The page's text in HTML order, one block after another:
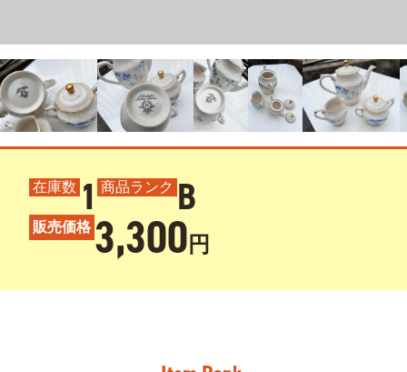
在庫数 1 商品ランク B
販売価格 3,300 円